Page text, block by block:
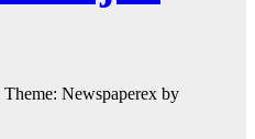
Theme: Newspaperex by